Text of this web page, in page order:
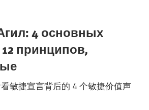
4 основных
принципов,
敏捷宣言背后的 4 个敏捷价值声